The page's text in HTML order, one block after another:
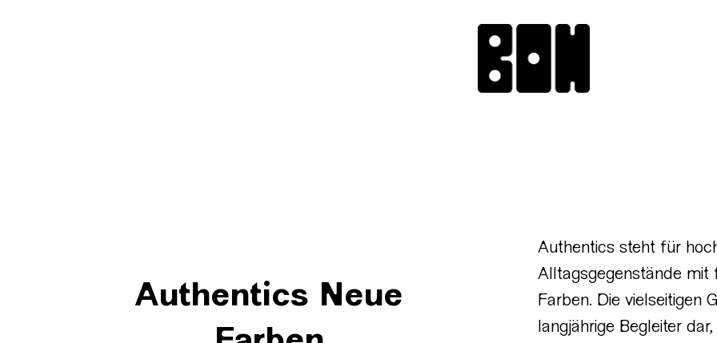
Authentics Neue
Authentics steht für
Alltagsgegenstände mit
Farben. Die vielseitigen
langjährige Begleiter